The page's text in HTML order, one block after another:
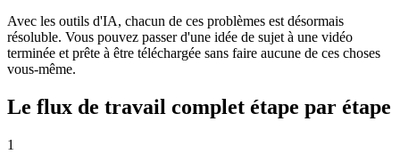
Avec les outils d'IA, chacun de ces problèmes est désormais
résoluble. Vous pouvez passer d'une idée de sujet à une vidéo
terminée et prête à être téléchargée sans faire aucune de ces choses
vous-même.
Le flux de travail complet étape par étape
1